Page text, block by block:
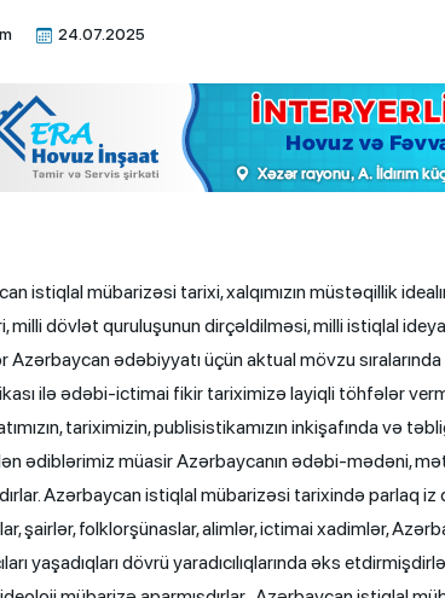
24.07.2025
redaktorlar, şairlər, folklorşünaslar, alimlər, ictimai xadimlər, Azərbaycanın istiqlal mücahidləri, mühacirətin fəal üzvləri və təşkilatçıları yaşadıqları dövrü yaradıcılıqlarında əks etdirmişdirlər. Onlar yaradıcılıqları vasitəsilə Azərbaycanın istiqlalı uğrunda ideoloji mübarizə aparmışdırlar. Azərbaycan istiqlal mübarizəsi tarixini öz əsərlərində əks etdirən ədiblərimiz yaradıcılıqları vasitəsi ilə milli ictimai fikrə təsir göstərərək, çağdaş ictimai-siyasi həyatımızın fundamental təzahürlərini gərgin zəhmət hesabına tədqiq və təhlil etmişdirlər. Azərbaycan milli istiqlal mübarizəsi tarixinin araşdırılması Azərbaycan ədəbiyyatı üçün zəngin materialdır. Azərbaycan ədəbiyyatında Azərbaycan istiqlal mübarizəsi tarixindəki hadisə və faktların araşdırılaraq elmi qiymətini alması nəticəsində bu sahə ilə bağlı çoxlu sayda araşdırmalar tariximizin bu hissəsindəki boşluğu doldurmuşdur. Bu sahədə aparılan araşdırmalar və tədqiqatlar olduqca çoxdur. Azərbaycan ədəbiyyatında Azərbaycan istiqlal mübarizəsi tarixinin problemlərinin dərindən öyrənməsi məsələsi bu gün də ən çox istifadə olunan mövzudur. Ədəbiyyatşünaslar Azərbaycan istiqlal mübarizəsi tarixini, cümhuriyyət qurucularının xarakterini, həyatını, düşüncəsini, cümhuriyyət ideyalarını fəaliyyətləri ilə gələcək nəsillərə ötürən elm xadimlərinin xatirəsini həmişə əziz tutmuşdurlar. Tədqiqatçılar Azərbaycan istiqlal mübarizəsi uğrunda qəhramancasına mübarizə aparmış milli istiqlaliyyətçilərimizi əzmlərinə və azadlıq ideallarından dönməzliklərinə, əqidə və amallarına sadiq qalmaqlarına, ideoloji mübarizələrini axıra qədər aparmaqlarına, Azərbaycanın müstəqilliyi uğrunda bacardıqlarını əsirgəmədiklərinə görə həmişə yüksək qiymətləndirmişdirlər. Onların əsərlərinin əsas mövzusunu türk milli təfəkküründəki istiqlal ideyası təşkil edir. Səbinə Quliyeva “Azərbaycan Xalq Cümhuriyyəti dövründə Azərbaycan ədəbiyyatı” məqaləsində Azərbaycan istiqlal mübarizəsi tarixinin Azərbaycan ədəbiyyatındakı yerini geniş şəkildə şərh etmişdir. “Azərbaycan ədəbiyyatı tənqidi və ədəbiyyatşünaslığı Cümhuriyyət dövründə özünəməxsus inkişaf yolu keçib. Bu özünəməxsusluq, hər şeydən öncə, ədəbi irsin milli-nəzəri fikir müstəvisində təhlil və tədqiqinin aktuallıq kəsb etməsi, həmçinin ədəbiyyatşünaslığı məşğul edən problemlərin daha operativ şəkildə diqqət mərkəzinə çəkilməsi ilə şərtlənməkdədir. Belə ki, Cümhuriyyət dövründə bir tərəfdən klassik ədəbi irsin tədqiqi istiqamətində mühüm addımlar atılmış, digər tərəfdən çağdaş ədəbi proses yetərincə dəyərləndirilmiş, həmçinin ədəbiyyatın nəzəri-estetik problemlərinin araşdırılması ilə bağlı müəyyən işlər görülmüşdür” [6, s.77]. Azərbaycan istiqlal mübarizəsi tarixinin problemlərini əsərlərində fərdiliyi və özünəməxsusluğu ilə əks etdirən ədiblər Azərbaycan ədəbiyyatının, tarixinin, fəlsəfəsinin ruhundan gələn humanist və insani dəyərləri cəmiyyət həyatında aparıcı qüvvəyə çevirmək yolunda əvəzsiz xidmətlər göstərmişdirlər. Azərbaycan ədəbiyyatında istiqlal ideyasının inkişafı, milli şüura hakim kəsilməsi və müstəqil dövlətçiliyə istiqamətlənməsi nəticəsində tədris prosesində, dərsliklərdə, bədii ədəbiyyatda, yeni meydana çıxan mətbu nümunələrdə Azərbaycan dilinin fars və ərəb dillərindən qabağa keçməsi reallaşdı və ictimai şüur və milli özünüdərk prosesi sürətləndi. Azərbaycan ədəbiyyatında istiqlal ideyasının formalaşması prosesində ədiblərimizin ədəbi-elmi, bədii-publisistik, ictimai-siyasi fəaliyyətlərinin rolu danılmazdır. Tədqiqatçılər Azərbaycan istiqlal mübarizəsinin siyasi-ictimai fikirlərində tərəqqi və təkamül tarixini aydın və parlaq kimi dəyərləndirirlər. İstiqlal məfkurəsinin təməlində və inkişaf tarixində milli hərəkatın ruh və mahiyyətini yüksək qiymətləndirərək özünəməxsus məfkurəsi, məfkurə uğrunda çəkişməsi, mübarizəsi, o dövrün qəhrəmanları, məzlumları, şəhidlər və mücahidləri haqqında türkçülüyü və azərbaycançılığı bərabər səviyyədə saxlayan ən uca məfhum kimi qəbul edirdilər. Azərbaycan istiqlal mübarizəsi tarixinin problemlərini əsərlərində yaşadan ədiblərin düşüncələri Azərbaycanın ictimai-ədəbi həyatında mühüm rol oynamışdır. Azərbaycan ədəbiyyatı Azərbaycan istiqlalı uğrunda savaşa girərək millətə kimlik şüurunu aşılamaq sahəsində ən böyük qəhrəmanlıqları göstərmişdir. Belə ki, Azərbaycan istiqlal mübarizəsi tarixinin xalqın ruhuna hakim kəsilməsində ədəbiyyatın rolu olduqca böyükdür. Azərbaycan ədəbiyyatı millətin qəlbinə milliyyət və istiqlal toxumu, millət sevgisi, vətən məhəbbəti, hürriyyət eşqi aşılamışdır. Azərbaycan istiqlal mübarizəsi tarixində ədəbiyyat